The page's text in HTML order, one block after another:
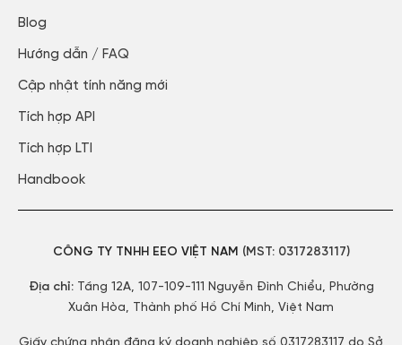
Blog​
Hướng dẫn / FAQ​
Cập nhật tính năng mới​
Tích hợp API​
Tích hợp LTI
Handbook
CÔNG TY TNHH EEO VIỆT NAM (MST: 0317283117)
Địa chỉ: Tầng 12A, 107-109-111 Nguyễn Đình Chiểu, Phường
Xuân Hòa, Thành phố Hồ Chí Minh, Việt Nam